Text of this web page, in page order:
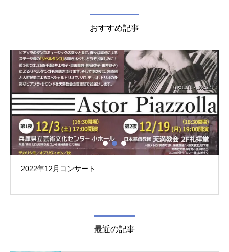
おすすめ記事
2022年12月コンサート
最近の記事